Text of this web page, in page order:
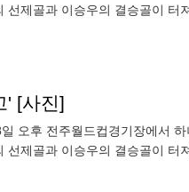
선제골과 이승우의 결승골이 터
' [사진]
오후 전주월드컵경기장에서
선제골과 이승우의 결승골이 터